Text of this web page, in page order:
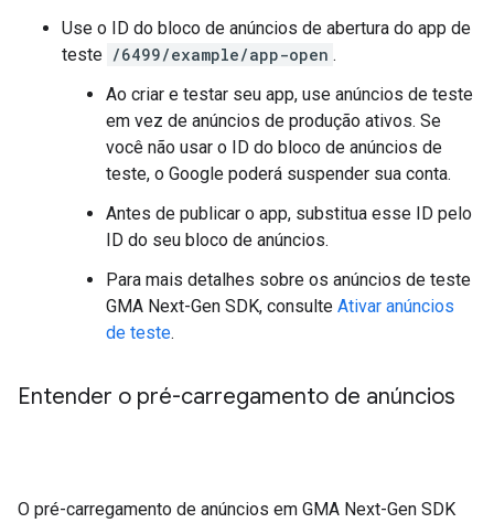
Use o ID do bloco de anúncios de abertura do app de
teste /6499/example/app-open .
Ao criar e testar seu app, use anúncios de teste
em vez de anúncios de produção ativos. Se
você não usar o ID do bloco de anúncios de
teste, o Google poderá suspender sua conta.
Antes de publicar o app, substitua esse ID pelo
ID do seu bloco de anúncios.
Para mais detalhes sobre os anúncios de teste
GMA Next-Gen SDK, consulte Ativar anúncios
de teste.
Entender o pré-carregamento de anúncios
O pré-carregamento de anúncios em GMA Next-Gen SDK